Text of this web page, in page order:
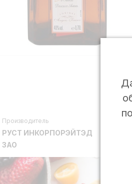
Производитель
РУСТ ИНКОРПОРЭЙТЭД
ЗАО